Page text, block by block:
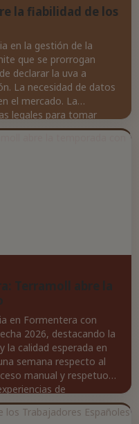
la fiabilidad de los
en la gestión de la
que se prorrogan
declarar la uva a
La necesidad de datos
el mercado. La
legales para tomar
vitivinícola.
Terramoll abre la
en Formentera con
2026, destacando la
la calidad esperada en
semana respecto al
manual y respetuoso
de
acercando